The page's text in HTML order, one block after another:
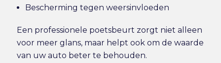
Bescherming tegen weersinvloeden
Een professionele poetsbeurt zorgt niet alleen
voor meer glans, maar helpt ook om de waarde
van uw auto beter te behouden.